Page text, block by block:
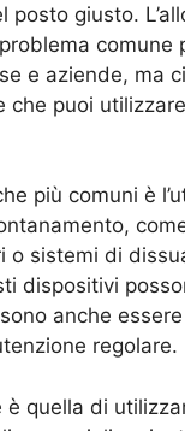
posto giusto.
comune
e aziende, ma
che puoi
più comuni è
o sistemi di
dispositivi
anche
regolare.
è quella di